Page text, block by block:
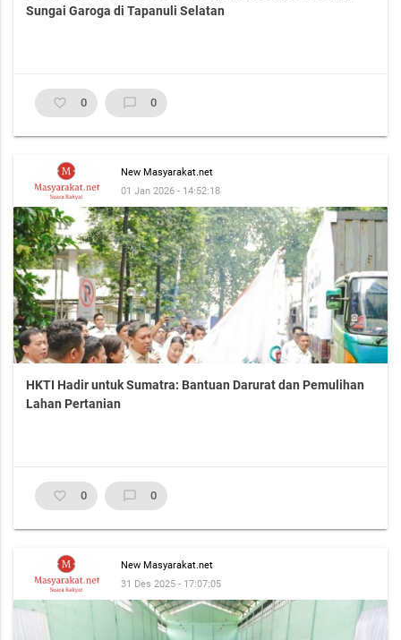
Sungai Garoga di Tapanuli Selatan
favorite_border 0 chat_bubble_outline 0
New Masyarakat.net
01 Jan 2026 - 14:52:18
HKTI Hadir untuk Sumatra: Bantuan Darurat dan Pemulihan
Lahan Pertanian
favorite_border 0 chat_bubble_outline 0
New Masyarakat.net
31 Des 2025 - 17:07:05